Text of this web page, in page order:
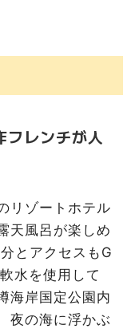
フレンチが人
リゾートホテル
天風呂が楽しめ
とアクセスもG
水を使用して
海岸国定公園内
夜の海に浮かぶ